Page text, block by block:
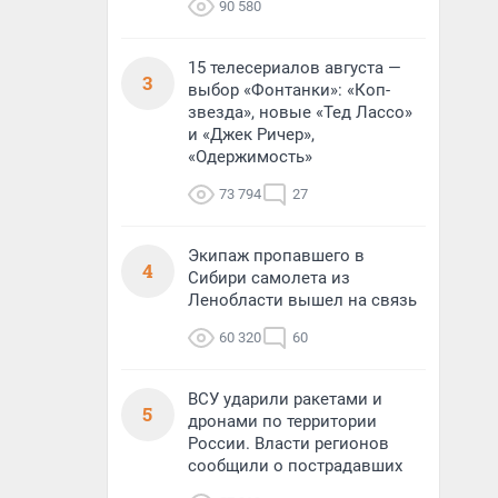
90 580
3
15 телесериалов августа —
выбор «Фонтанки»: «Коп-
звезда», новые «Тед Лассо»
и «Джек Ричер»,
«Одержимость»
73 794 27
4
Экипаж пропавшего в
Сибири самолета из
Ленобласти вышел на связь
60 320 60
5
ВСУ ударили ракетами и
дронами по территории
России. Власти регионов
сообщили о пострадавших